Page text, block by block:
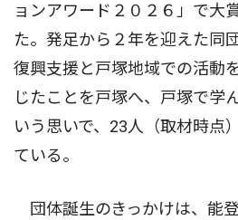
ョンアワード２０２６」で大
た。発足から２年を迎えた同
復興支援と戸塚地域での活動
じたことを戸塚へ、戸塚で学
いう思いで、23人（取材時点
ている。
団体誕生のきっかけは、能